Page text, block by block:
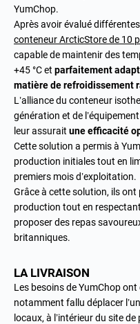
YumChop.
Après avoir évalué
conteneur ArcticStore de 10
capable de maintenir des
+45 °C et parfaitement
matière de refroidissement
L’alliance du conteneur
génération et de
leur assurait une efficacité
Cette solution a permis à
production initiales tout en
premiers mois d’exploitation.
Grâce à cette solution, ils ont
production tout en
proposer des repas
britanniques.
LA LIVRAISON
Les besoins de YumChop
notamment fallu déplacer
locaux, à l’intérieur du site